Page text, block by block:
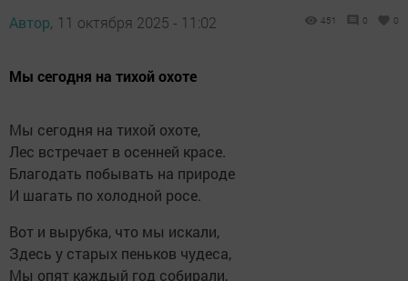
Автор, 11 октября 2025 - 11:02 451 0 0
Мы сегодня на тихой охоте
Мы сегодня на тихой охоте,
Лес встречает в осенней красе.
Благодать побывать на природе
И шагать по холодной росе.
Вот и вырубка, что мы искали,
Здесь у старых пеньков чудеса,
Мы опят каждый год собирали,